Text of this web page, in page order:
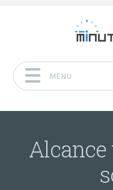
MENU
Alcance